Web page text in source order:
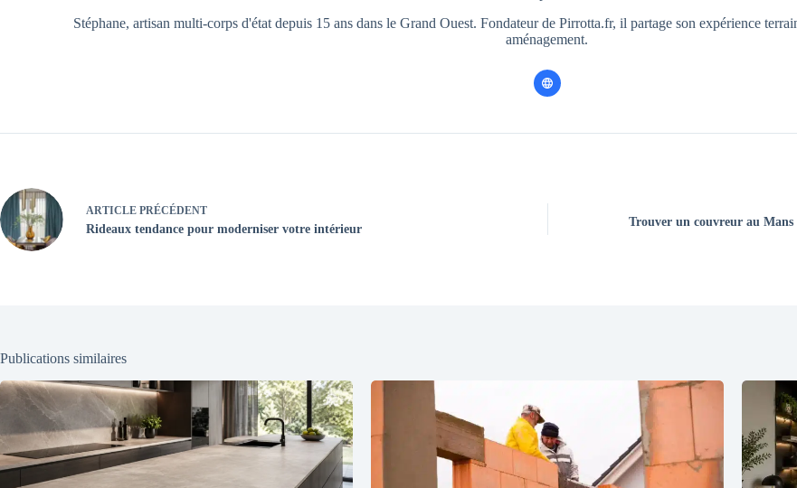
Stéphane, artisan multi-corps d'état depuis 15 ans dans le Grand Ouest. Fondateur de Pirrotta.fr, il partage son expérience
aménagement.
ARTICLE PRÉCÉDENT
Rideaux tendance pour moderniser votre intérieur
Trouver un couvreur au
Publications similaires